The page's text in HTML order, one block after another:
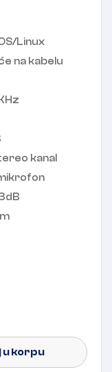
Linux
na kabelu
kanal
u korpu